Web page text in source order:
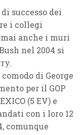
successo dei
i collegi
anche i muri
nel 2004 si
di George
per il GOP
(5 EV) e
con i loro 12
comunque